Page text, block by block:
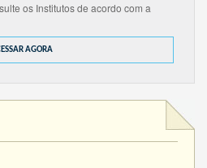
os Institutos de acordo com a
AGORA